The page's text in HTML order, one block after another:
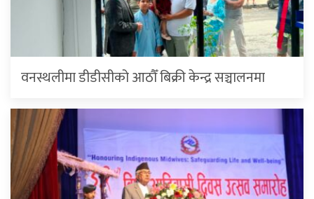
वनस्थलीमा डीडीसीको आठौँ बिक्री केन्द्र सञ्चालनमा